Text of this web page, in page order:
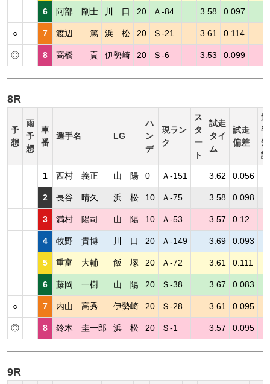
6 阿部 剛士 川 口 20 Ａ-84 3.58 0.097
○ 7 渡辺 篤 浜 松 20 Ｓ-21 3.61 0.114
◎ 8 高橋 貢 伊勢崎 20 Ｓ-6 3.53 0.099
8R
予
想
雨
予
想
車
番
選手名 LG
ハ
ン
デ
現ラン
ク
ス
タ
ー
ト
試走
タイ
ム
試走
偏差
選
手
短
評
1 西村 義正 山 陽 0 Ａ-151 3.62 0.056
2 長谷 晴久 浜 松 10 Ａ-75 3.58 0.098
3 満村 陽司 山 陽 10 Ａ-53 3.57 0.12
4 牧野 貴博 川 口 20 Ａ-149 3.69 0.093
5 重富 大輔 飯 塚 20 Ａ-72 3.61 0.111
6 藤岡 一樹 山 陽 20 Ｓ-38 3.67 0.083
○ 7 内山 高秀 伊勢崎 20 Ｓ-28 3.61 0.095
◎ 8 鈴木 圭一郎 浜 松 20 Ｓ-1 3.57 0.095
9R